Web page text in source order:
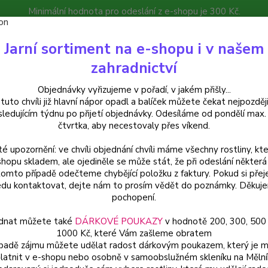
Minimální hodnota pro odeslání z e-shopu je 300 Kč.
můžete čekat nejpozději v následujícím týdnu po přijetí
Poradna Kontakty
Hledat
Pelargónie zonale-barevný list, vzpřímený - 1258
zonale-barevný list,
Jarní sortiment na e-shopu i v našem
zahradnictví
Objednávky vyřizujeme v pořadí, v jakém přišly...
chvíli již hlavní nápor opadl a balíček můžete čekat
týdnu po přijetí objednávky. Odesíláme od pondělí
čtvrtka, aby necestovaly přes víkend.
upozornění: ve chvíli objednání chvíli máme všechny rostliny,
skladem, ale ojediněle se může stát, že při odeslání některá
případě odečteme chybějící položku z faktury. Pokud si
kontaktovat, dejte nám to prosím vědět do poznámky.
pochopení.
můžete také DÁRKOVÉ POUKAZYv hodnotě 200, 300, 500
1000 Kč, které Vám zašleme obratem
zájmu můžete udělat radost dárkovým poukazem, který je
v e-shopu nebo osobně v samoobslužném skleníku na